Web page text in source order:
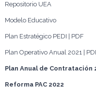
Repositorio UEA
Modelo Educativo
Plan Estratégico PEDI | PDF
Plan Operativo Anual 2021 |
Plan Anual de Contratación
Reforma PAC 2022